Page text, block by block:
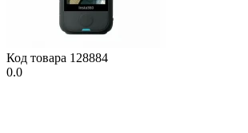
Код товара 128884
0.0